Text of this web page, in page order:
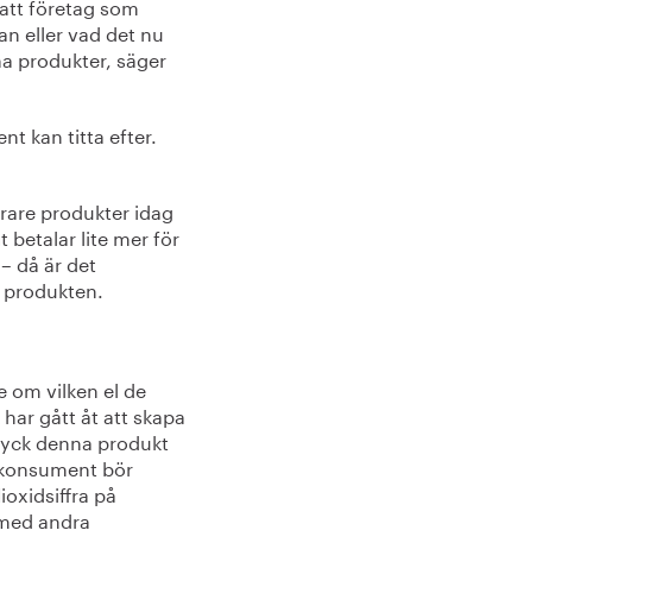
eller vad det nu
produkter, säger
kan titta efter.
produkter idag
betalar lite mer för
då är det
om vilken el de
gått åt att skapa
denna produkt
bör
på
andra